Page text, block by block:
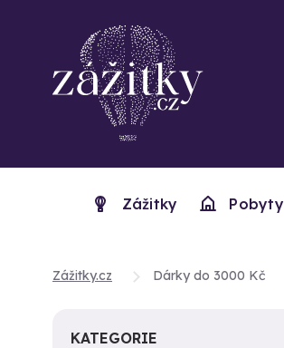
Zážitky Pobyty
Zážitky.cz Dárky do 3000 Kč
KATEGORIE